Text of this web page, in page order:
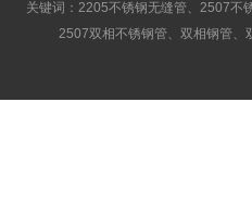
关键词：2205不锈钢无缝管、2507不
2507双相不锈钢管、双相钢管、